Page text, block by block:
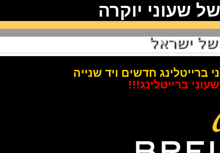
יוקרה
חדשים ויד שנייה
ברייטלינג!!!